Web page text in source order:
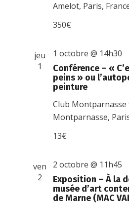
Amelot, Paris,
350€
jeu
1
Conférence – «
peins » ou
peinture
1 octobre @ 14h30
Club Montparnasse
Montparnasse,
13€
ven
2
Exposition – À la
musée d’art
de Marne (MAC
2 octobre @ 11h45